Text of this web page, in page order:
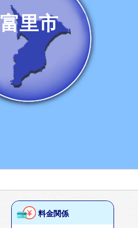
富里市
料金関係